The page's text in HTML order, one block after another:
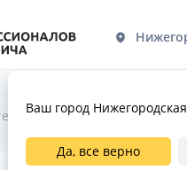
по ремонту
Ваш город
Да, все верно